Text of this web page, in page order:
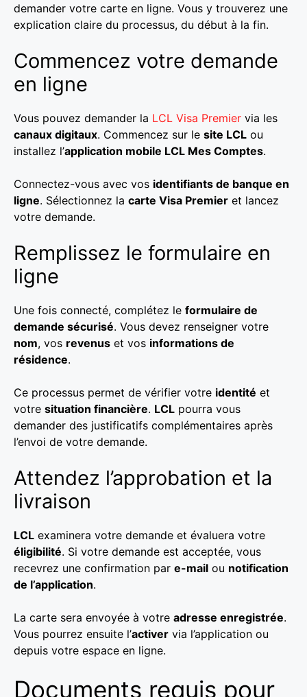
demander votre carte en ligne. Vous y trouverez une
explication claire du processus, du début à la fin.
Commencez votre demande
en ligne
Vous pouvez demander la LCL Visa Premier via les
canaux digitaux. Commencez sur le site LCL ou
installez l’application mobile LCL Mes Comptes.
Connectez-vous avec vos identifiants de banque en
ligne. Sélectionnez la carte Visa Premier et lancez
votre demande.
Remplissez le formulaire en
ligne
Une fois connecté, complétez le formulaire de
demande sécurisé. Vous devez renseigner votre
nom, vos revenus et vos informations de
résidence.
Ce processus permet de vérifier votre identité et
votre situation financière. LCL pourra vous
demander des justificatifs complémentaires après
l’envoi de votre demande.
Attendez l’approbation et la
livraison
LCL examinera votre demande et évaluera votre
éligibilité. Si votre demande est acceptée, vous
recevrez une confirmation par e-mail ou notification
de l’application.
La carte sera envoyée à votre adresse enregistrée.
Vous pourrez ensuite l’activer via l’application ou
depuis votre espace en ligne.
Documents requis pour